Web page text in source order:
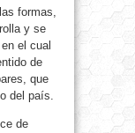
formas,
y se
el cual
de
que
del país.
de